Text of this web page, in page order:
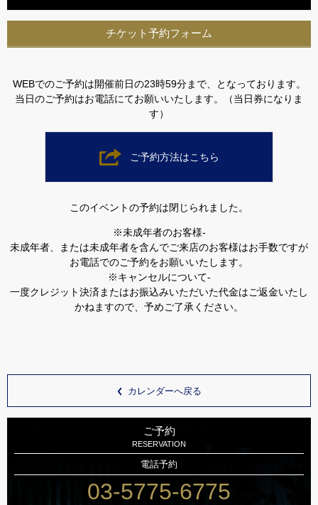
チケット予約フォーム
WEBでのご予約は開催前日の23時59分まで、となっております。
当日のご予約はお電話にてお願いいたします。（当日券になりま
す）
ご予約方法はこちら
このイベントの予約は閉じられました。
※未成年者のお客様-
未成年者、または未成年者を含んでご来店のお客様はお手数ですが
お電話でのご予約をお願いいたします。
※キャンセルについて-
一度クレジット決済またはお振込みいただいた代金はご返金いたし
かねますので、予めご了承ください。
カレンダーへ戻る
ご予約
RESERVATION
電話予約
03-5775-6775